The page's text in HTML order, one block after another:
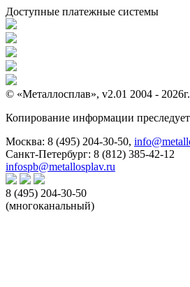
Доступные платежные системы
© «Металлосплав», v2.01 2004 - 2026г.
Копирование информации
Москва: 8 (495) 204-30-50,
Санкт-Петербург: 8 (812) 385-42-12
infospb@metallosplav.ru
8 (495) 204-30-50
(многоканальный)